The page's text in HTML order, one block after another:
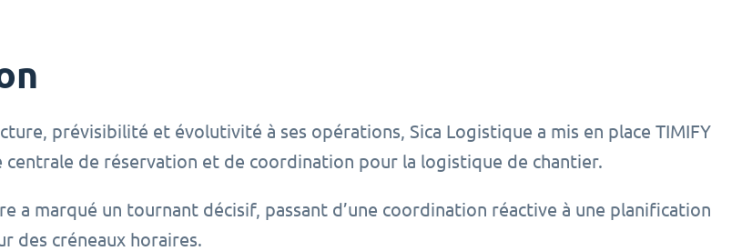
prévisibilité et évolutivité à ses opérations, Sica Logistique a mis en place TIMIFY
de réservation et de coordination pour la logistique de chantier.
a marqué un tournant décisif, passant d’une coordination réactive à une planification
des créneaux horaires.